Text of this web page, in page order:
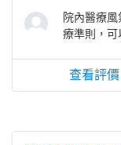
院內醫療
療準則，可
查看評價